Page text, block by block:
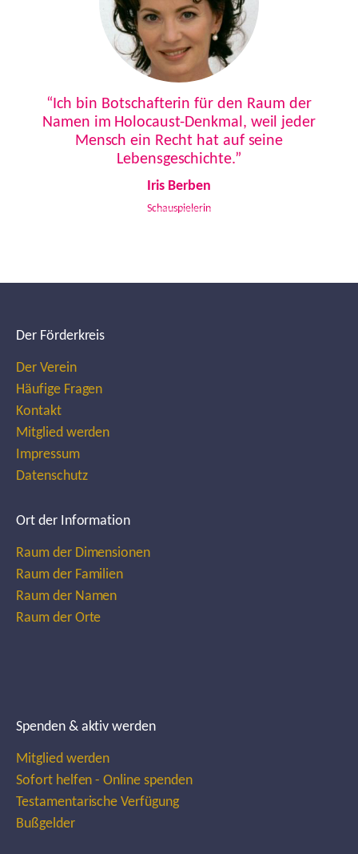
“Ich bin Botschafterin für den Raum der
Namen im Holocaust-Denkmal, weil jeder
Mensch ein Recht hat auf seine
Lebensgeschichte.”
Iris Berben
Schauspielerin
Der Förderkreis
Der Verein
Häufige Fragen
Kontakt
Mitglied werden
Impressum
Datenschutz
Ort der Information
Raum der Dimensionen
Raum der Familien
Raum der Namen
Raum der Orte
Spenden & aktiv werden
Mitglied werden
Sofort helfen - Online spenden
Testamentarische Verfügung
Bußgelder